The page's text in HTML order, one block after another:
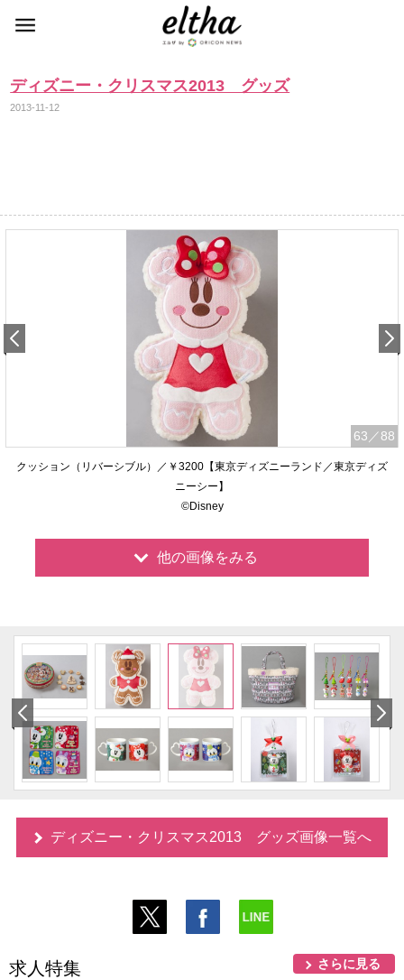
ディズニー・クリスマス2013 グッズ
2013-11-12
63 ／88
クッション（リバーシブル）／￥3200【東京ディズニーランド／東京ディズ
ニーシー】
©Disney
他の画像をみる
ディズニー・クリスマス2013 グッズ画像一覧へ
求人特集 さらに見る